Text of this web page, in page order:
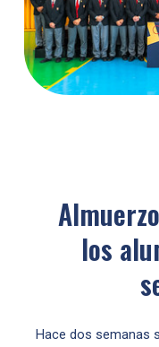
los
Hace dos semanas